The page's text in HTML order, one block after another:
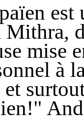
mise
à